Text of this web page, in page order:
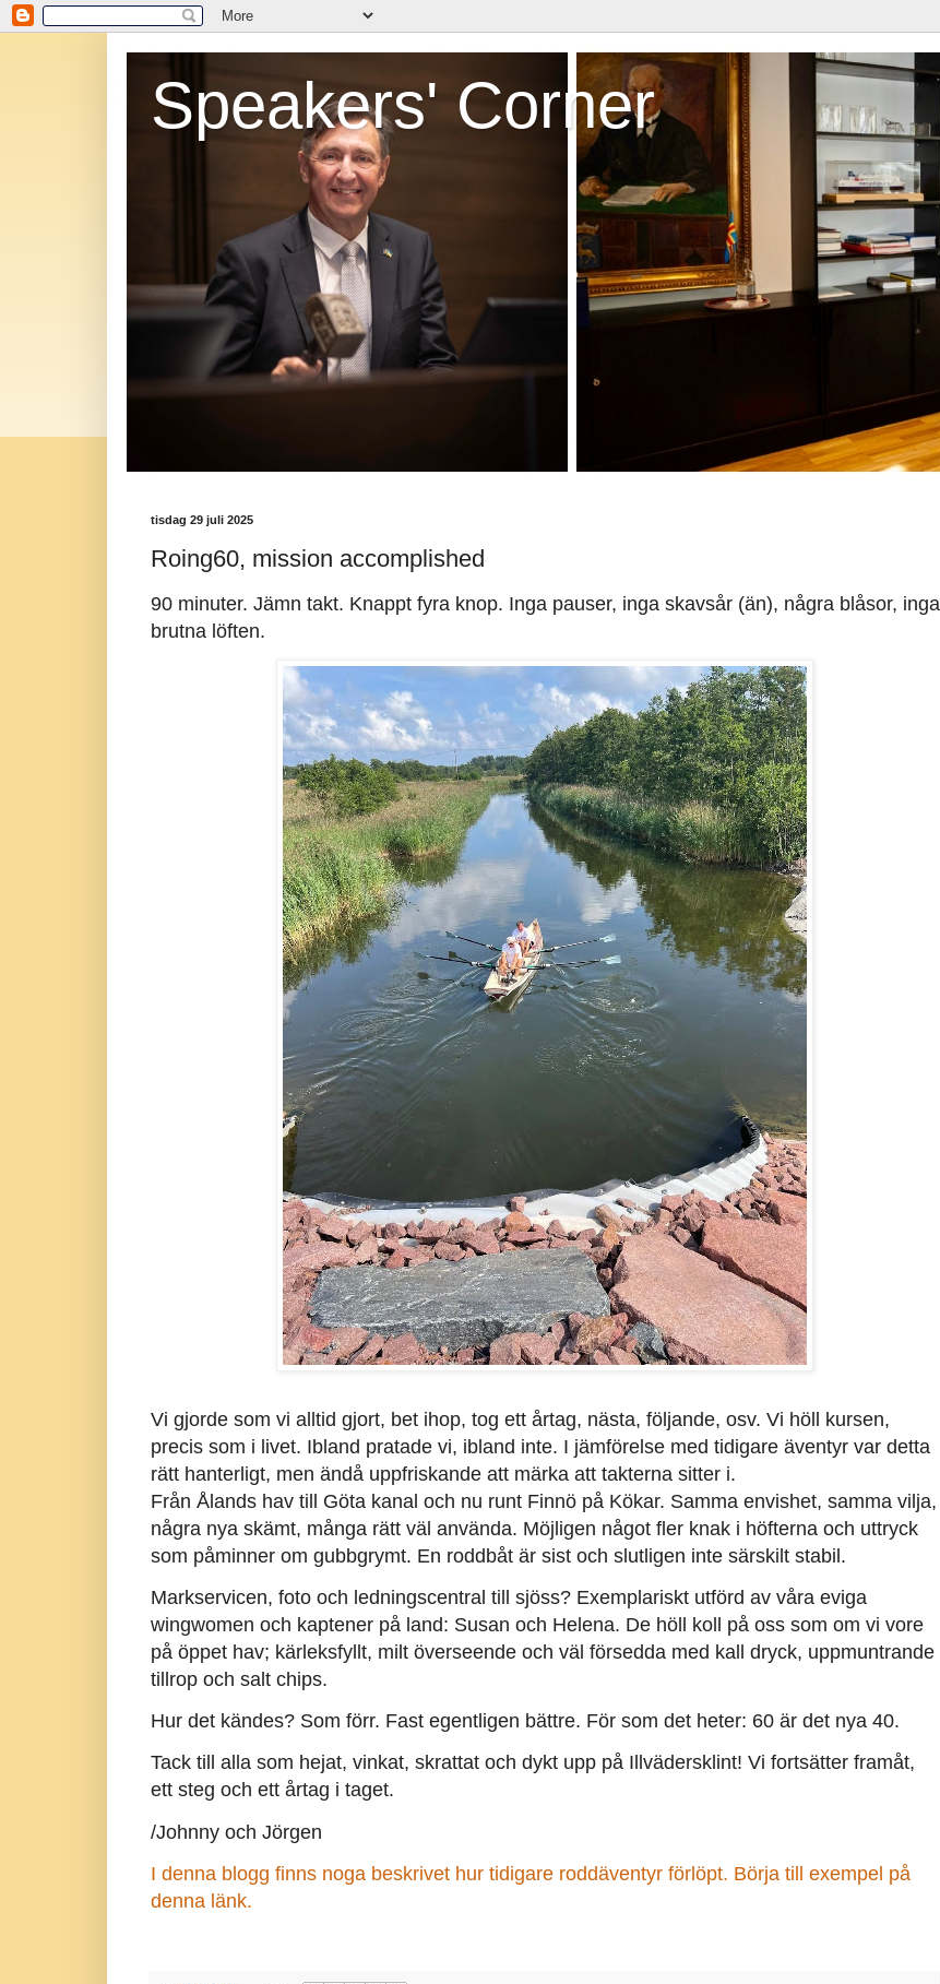
Speakers' Corner
tisdag 29 juli 2025
Roing60, mission accomplished
90 minuter. Jämn takt. Knappt fyra knop. Inga pauser, inga skavsår (än), några blåsor, inga
brutna löften.
Vi gjorde som vi alltid gjort, bet ihop, tog ett årtag, nästa, följande, osv. Vi höll kursen,
precis som i livet. Ibland pratade vi, ibland inte. I jämförelse med tidigare äventyr var detta
rätt hanterligt, men ändå uppfriskande att märka att takterna sitter i.
Från Ålands hav till Göta kanal och nu runt Finnö på Kökar. Samma envishet, samma vilja,
några nya skämt, många rätt väl använda. Möjligen något fler knak i höfterna och uttryck
som påminner om gubbgrymt. En roddbåt är sist och slutligen inte särskilt stabil.
Markservicen, foto och ledningscentral till sjöss? Exemplariskt utförd av våra eviga
wingwomen och kaptener på land: Susan och Helena. De höll koll på oss som om vi vore
på öppet hav; kärleksfyllt, milt överseende och väl försedda med kall dryck, uppmuntrande
tillrop och salt chips.
Hur det kändes? Som förr. Fast egentligen bättre. För som det heter: 60 är det nya 40.
Tack till alla som hejat, vinkat, skrattat och dykt upp på Illvädersklint! Vi fortsätter framåt,
ett steg och ett årtag i taget.
/Johnny och Jörgen
I denna blogg finns noga beskrivet hur tidigare roddäventyr förlöpt. Börja till exempel på
denna länk.